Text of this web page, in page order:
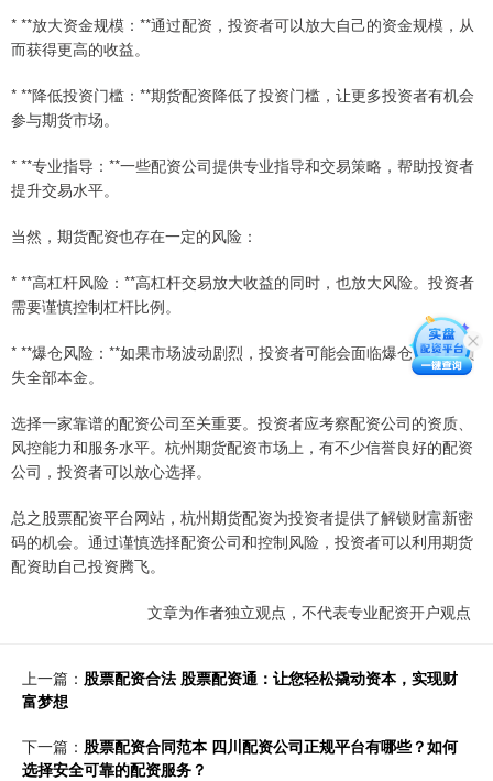
* **放大资金规模：**通过配资，投资者可以放大自己的资金规模，从
而获得更高的收益。
* **降低投资门槛：**期货配资降低了投资门槛，让更多投资者有机会
参与期货市场。
* **专业指导：**一些配资公司提供专业指导和交易策略，帮助投资者
提升交易水平。
当然，期货配资也存在一定的风险：
* **高杠杆风险：**高杠杆交易放大收益的同时，也放大风险。投资者
需要谨慎控制杠杆比例。
* **爆仓风险：**如果市场波动剧烈，投资者可能会面临爆仓风险，损
失全部本金。
选择一家靠谱的配资公司至关重要。投资者应考察配资公司的资质、
风控能力和服务水平。杭州期货配资市场上，有不少信誉良好的配资
公司，投资者可以放心选择。
总之股票配资平台网站，杭州期货配资为投资者提供了解锁财富新密
码的机会。通过谨慎选择配资公司和控制风险，投资者可以利用期货
配资助自己投资腾飞。
文章为作者独立观点，不代表专业配资开户观点
上一篇： 股票配资合法 股票配资通：让您轻松撬动资本，实现财
富梦想
下一篇： 股票配资合同范本 四川配资公司正规平台有哪些？如何
选择安全可靠的配资服务？